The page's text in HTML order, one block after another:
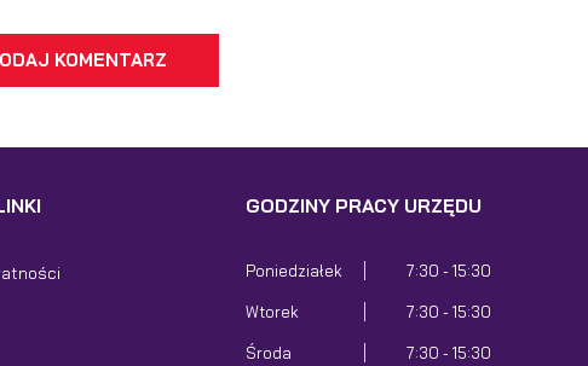
KOMENTARZ
GODZINY PRACY URZĘDU
Poniedziałek 7:30 - 15:30
Wtorek 7:30 - 15:30
Środa 7:30 - 15:30